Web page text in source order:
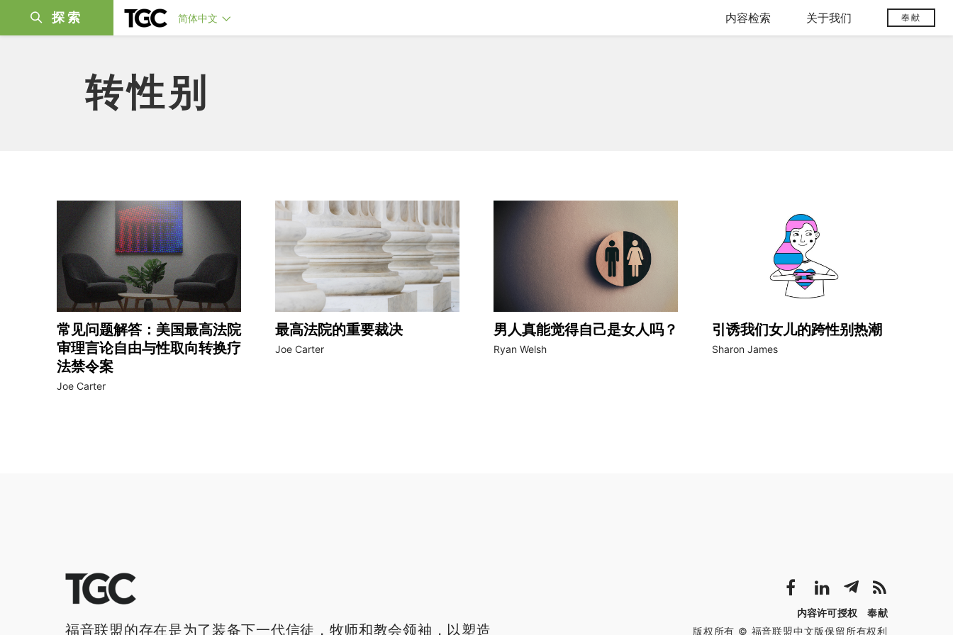
探索 简体中文 内容检索 关于我们 奉献
转性别
常见问题解答：美国最高法院
审理言论自由与性取向转换疗
法禁令案
Joe Carter
最高法院的重要裁决
Joe Carter
男人真能觉得自己是女人吗？
Ryan Welsh
引诱我们女儿的跨性别热潮
Sharon James
福音联盟的存在是为了装备下一代信徒，牧师和教会领袖，以塑造
内容许可授权
奉献
版权所有 © 福音联盟中文版保留所有权利